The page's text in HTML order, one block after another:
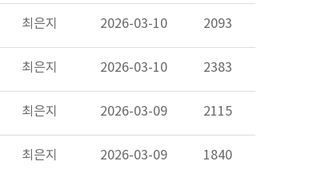
최은지 2026-03-10 2093
최은지 2026-03-10 2383
최은지 2026-03-09 2115
최은지 2026-03-09 1840